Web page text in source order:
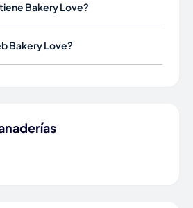
Bakery Love?
Bakery Love?